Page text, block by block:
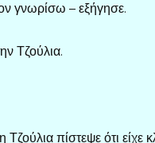
γνωρίσω – εξήγησε.
Τζούλια.
πίστεψε ότι είχε